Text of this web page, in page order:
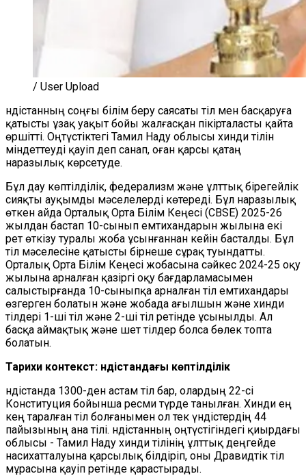
/ User Upload
Үндістанның соңғы білім беру саясаты тіл мен басқаруға
қатысты ұзақ уақыт бойы жалғасқан пікірталасты қайта
өршітті. Оңтүстіктегі Тамил Наду облысы хинди тілін
міндеттеуді қауіп деп санап, оған қарсы қатаң
наразылық көрсетуде.
Бұл дау көптілділік, федерализм және ұлттық бірегейлік
сияқты ауқымды мәселелерді көтереді. Бұл наразылық
өткен айда Орталық Орта Білім Кеңесі (CBSE) 2025-26
жылдан бастап 10-сынып емтихандарын жылына екі
рет өткізу туралы жоба ұсынғаннан кейін басталды. Бұл
тіл мәселесіне қатысты бірнеше сұрақ туындатты.
Орталық Орта Білім Кеңесі жобасына сәйкес 2024-25 оқу
жылына арналған қазіргі оқу бағдарламасымен
салыстырғанда 10-сыныпқа арналған тіл емтихандары
өзгерген болатын және жобада ағылшын және хинди
тілдері 1-ші тіл және 2-ші тіл ретінде ұсынылды. Ал
басқа аймақтық және шет тілдер болса бөлек топта
болатын.
Тарихи контекст: Үндістандағы көптілділік
Үндістанда 1300-ден астам тіл бар, олардың 22-сі
Конституция бойынша ресми түрде танылған. Хинди ең
кең таралған тіл болғанымен ол тек үндістердің 44
пайызының ана тілі. Үндістанның оңтүстігіндегі қиырдағы
облысы - Тамил Наду хинди тілінің ұлттық деңгейде
насихатталуына қарсылық білдіріп, оны Дравидтік тіл
мұрасына қауіп ретінде қарастырады.